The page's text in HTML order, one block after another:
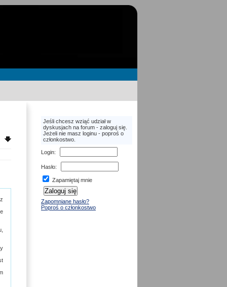
Jeśli chcesz wziąć udział w
dyskusjach na forum - zaloguj się.
Jeżeli nie masz loginu - poproś o
członkostwo.
Login:
Hasło:
Zapamiętaj mnie
Zapomniane hasło?
Poproś o członkostwo